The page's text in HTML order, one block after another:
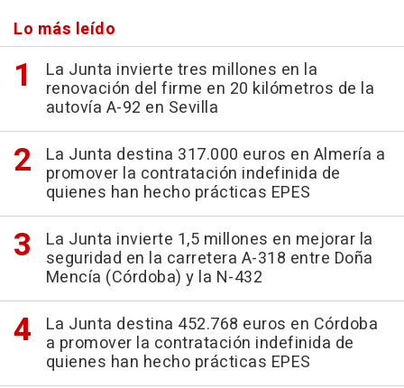
Lo más leído
La Junta invierte tres millones en la
renovación del firme en 20 kilómetros de la
autovía A-92 en Sevilla
La Junta destina 317.000 euros en Almería a
promover la contratación indefinida de
quienes han hecho prácticas EPES
La Junta invierte 1,5 millones en mejorar la
seguridad en la carretera A-318 entre Doña
Mencía (Córdoba) y la N-432
La Junta destina 452.768 euros en Córdoba
a promover la contratación indefinida de
quienes han hecho prácticas EPES